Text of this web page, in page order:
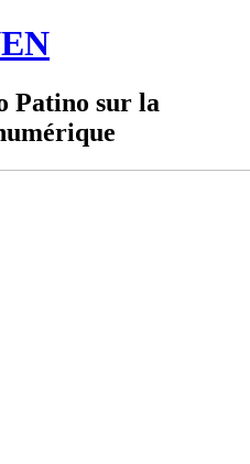
Patino sur la